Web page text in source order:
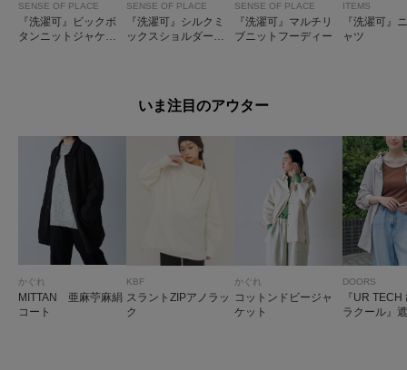
SENSE OF PLACE
『洗濯可』ビックボ
タンニットジャケッ
SENSE OF PLACE
『洗濯可』シルクミ
ックスショルダータ
SENSE OF PLACE
『洗濯可』マルチリ
ブニットフーディー
ITEMS
『洗濯可』
ャツ
いま注目のアウター
かぐれ
MITTAN 亜麻苧麻絹
コート
KBF
スラントZIPアノラッ
ク
かぐれ
コットンドビージャ
ケット
DOORS
『UR TECH
ラクール』